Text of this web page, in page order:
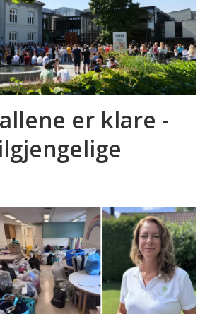
er klare -